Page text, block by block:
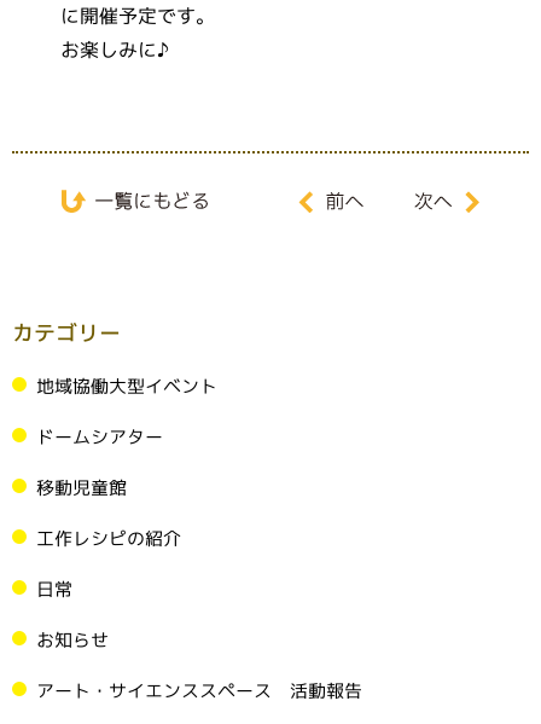
に開催予定です。
お楽しみに♪
カテゴリー
地域協働大型イベント
ドームシアター
移動児童館
工作レシピの紹介
日常
お知らせ
アート・サイエンススペース 活動報告